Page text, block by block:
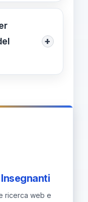
esplicita
e i
Proponi
ruoli,
+
feedback
ricerca web e